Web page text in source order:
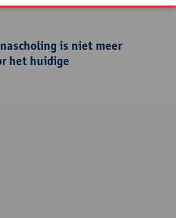
is niet meer
het huidige